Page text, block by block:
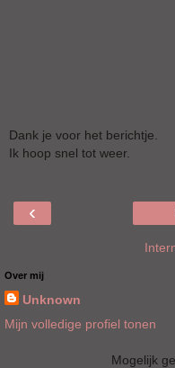
Dank je voor het berichtje.
Ik hoop snel tot weer.
‹
Over mij
Unknown
Mijn volledige profiel tonen
Mogelijk